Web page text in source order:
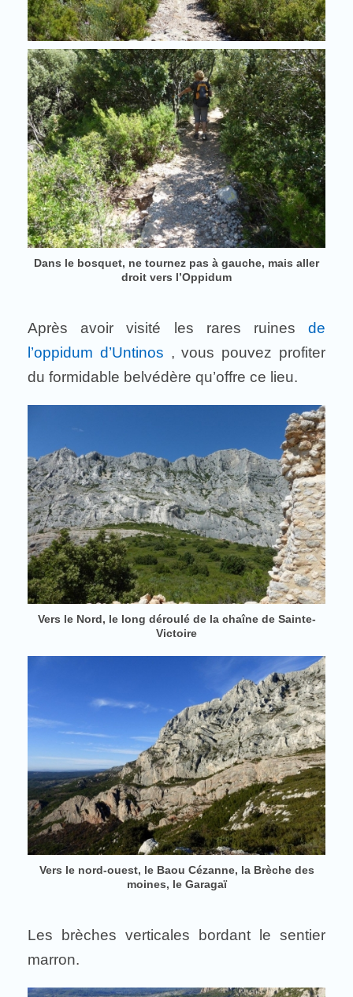
Dans le bosquet, ne tournez pas à gauche, mais aller
droit vers l’Oppidum
Après avoir visité les rares ruines de
l’oppidum d’Untinos , vous pouvez profiter
du formidable belvédère qu’offre ce lieu.
Vers le Nord, le long déroulé de la chaîne de Sainte-
Victoire
Vers le nord-ouest, le Baou Cézanne, la Brèche des
moines, le Garagaï
Les brèches verticales bordant le sentier
marron.